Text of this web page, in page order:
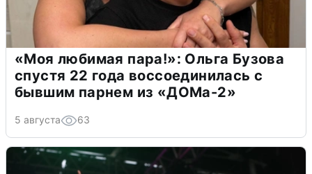
«Моя любимая пара!»: Ольга Бузова
спустя 22 года воссоединилась с
бывшим парнем из «ДОМа-2»
5 августа 63